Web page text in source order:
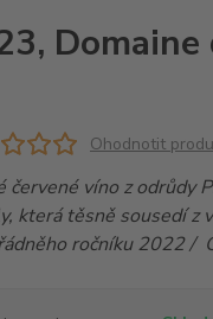
Domaine
Ohodnotit
červené víno z odrůdy
která těsně sousedí z
ročníku 2022 /